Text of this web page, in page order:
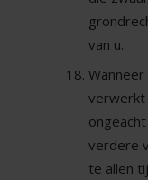
van u.
verwerkt
verdere
te allen